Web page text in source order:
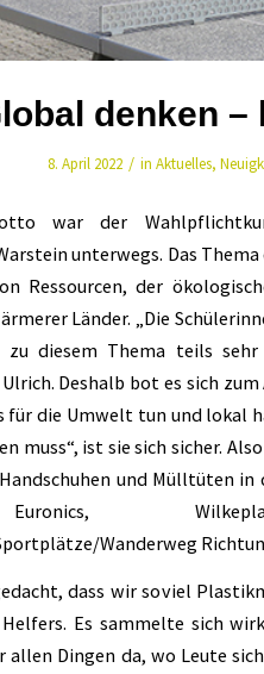
denken –
8. April 2022 / in Aktuelles,
war der
unterwegs. Das
Ressourcen, der
Länder. „Die
zu diesem Thema teils
Deshalb bot es sich
für die Umwelt tun und lokal
muss“, ist sie sich sicher.
und Mülltüten
Wilkeplatz/
Wanderweg
dass wir soviel
Es sammelte sich
allen Dingen da, wo Leute